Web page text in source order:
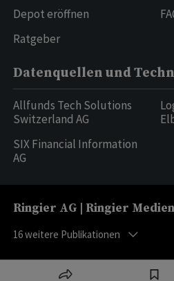
Depot eröffnen
Ratgeber
Datenquellen und
Allfunds Tech Solutions
Switzerland AG
SIX Financial Information
AG
Ringier AG | Ringier
16weitere Publikationen